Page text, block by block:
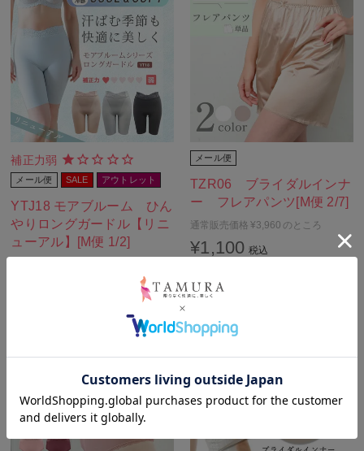
G95 G100
YTJ18 モアブルーム ひん
やりロングガードル【リニ
ューアル】[M便 1/2]
補正力弱
メール便 SALE アウトレット
TZR06 ブライダルインナ
ー フレアパンツ[M便 2/7]
メール便
通常販売価格 ¥3,960 のところ
¥1,100 税込